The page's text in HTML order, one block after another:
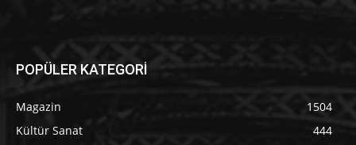
POPÜLER KATEGORİ
Magazin
1504
Kültür Sanat
444